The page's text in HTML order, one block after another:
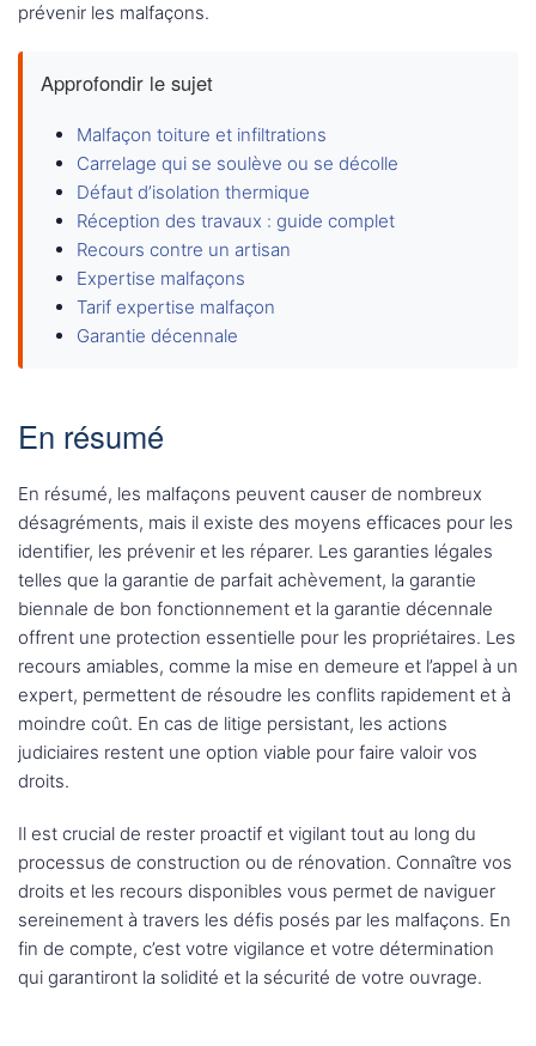
prévenir les malfaçons.
Approfondir le sujet
Malfaçon toiture et infiltrations
Carrelage qui se soulève ou se décolle
Défaut d’isolation thermique
Réception des travaux : guide complet
Recours contre un artisan
Expertise malfaçons
Tarif expertise malfaçon
Garantie décennale
En résumé
En résumé, les malfaçons peuvent causer de nombreux
désagréments, mais il existe des moyens efficaces pour les
identifier, les prévenir et les réparer. Les garanties légales
telles que la garantie de parfait achèvement, la garantie
biennale de bon fonctionnement et la garantie décennale
offrent une protection essentielle pour les propriétaires. Les
recours amiables, comme la mise en demeure et l’appel à un
expert, permettent de résoudre les conflits rapidement et à
moindre coût. En cas de litige persistant, les actions
judiciaires restent une option viable pour faire valoir vos
droits.
Il est crucial de rester proactif et vigilant tout au long du
processus de construction ou de rénovation. Connaître vos
droits et les recours disponibles vous permet de naviguer
sereinement à travers les défis posés par les malfaçons. En
fin de compte, c’est votre vigilance et votre détermination
qui garantiront la solidité et la sécurité de votre ouvrage.